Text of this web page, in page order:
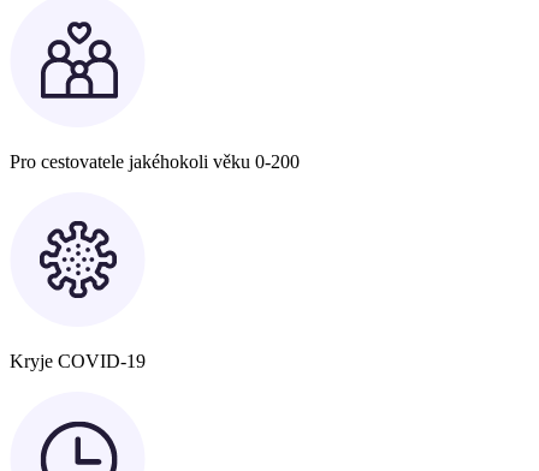
Pro cestovatele jakéhokoli věku 0-200
Kryje COVID-19